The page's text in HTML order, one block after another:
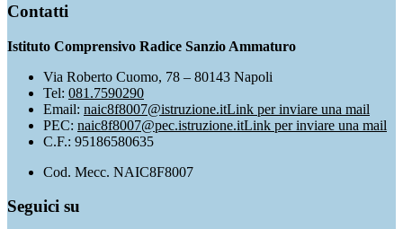
Contatti
Istituto Comprensivo Radice Sanzio Ammaturo
Via Roberto Cuomo, 78 – 80143 Napoli
Tel: 081.7590290
Email: naic8f8007@istruzione.itLink per inviare una mail
PEC: naic8f8007@pec.istruzione.itLink per inviare una mail
C.F.: 95186580635
Cod. Mecc. NAIC8F8007
Seguici su